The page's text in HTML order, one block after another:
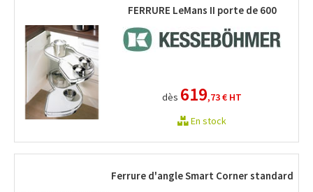
FERRURE LeMans II porte de 600
dès 619,73 € HT
En stock
Ferrure d'angle Smart Corner standard